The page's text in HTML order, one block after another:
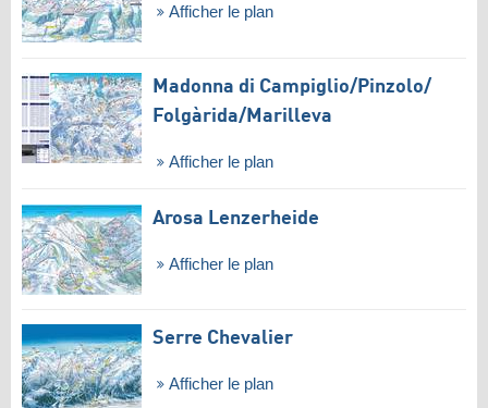
Afficher le plan
Madonna di Campiglio/​Pinzolo/​
Folgàrida/​Marilleva
Afficher le plan
Arosa Lenzerheide
Afficher le plan
Serre Chevalier
Afficher le plan